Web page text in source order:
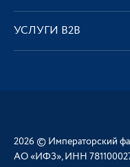
УСЛУГИ В2В
2026 © Императорский
АО «ИФЗ», ИНН